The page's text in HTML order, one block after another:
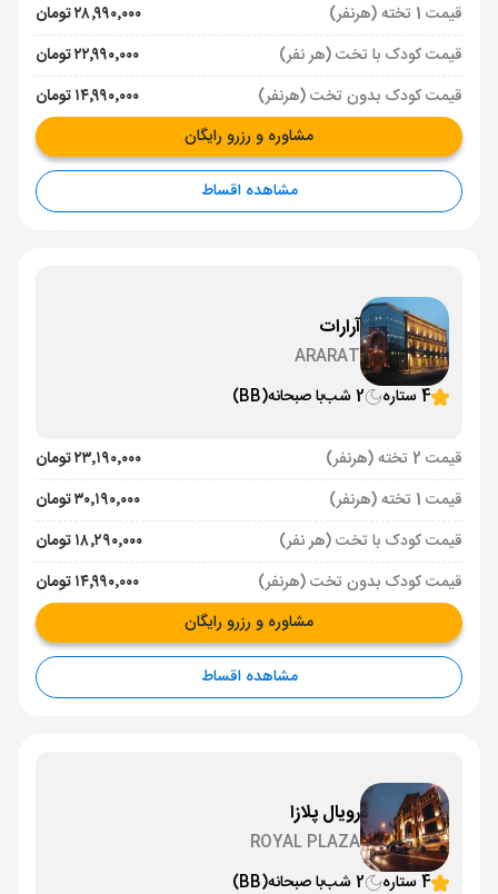
قیمت 1 تخته (هرنفر)
۲۸٬۹۹۰٬۰۰۰ تومان
قیمت کودک با تخت (هر نفر)
۲۲٬۹۹۰٬۰۰۰ تومان
قیمت کودک بدون تخت (هرنفر)
۱۴٬۹۹۰٬۰۰۰ تومان
مشاوره و رزرو رایگان
مشاهده اقساط
آرارات
ARARAT
4 ستاره
2 شب با صبحانه(BB)
قیمت 2 تخته (هرنفر)
۲۳٬۱۹۰٬۰۰۰ تومان
قیمت 1 تخته (هرنفر)
۳۰٬۱۹۰٬۰۰۰ تومان
قیمت کودک با تخت (هر نفر)
۱۸٬۲۹۰٬۰۰۰ تومان
قیمت کودک بدون تخت (هرنفر)
۱۴٬۹۹۰٬۰۰۰ تومان
مشاوره و رزرو رایگان
مشاهده اقساط
رویال پلازا
ROYAL PLAZA
4 ستاره
2 شب با صبحانه(BB)